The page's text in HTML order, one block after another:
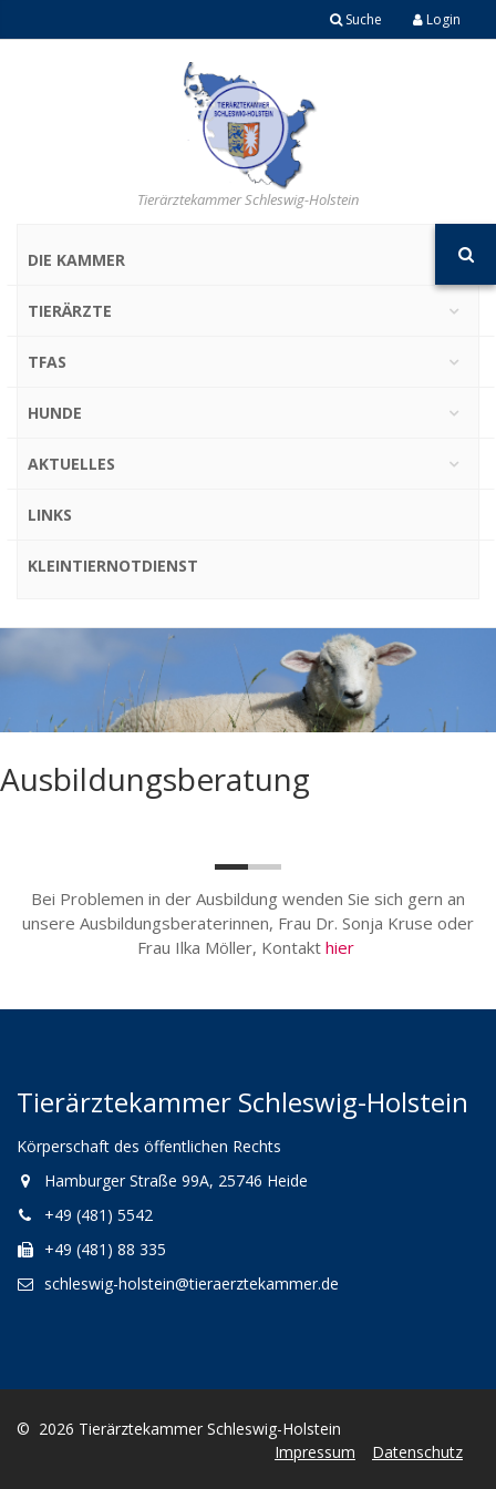
Login
Suche
Tierärztekammer Schleswig-Holstein
DIE KAMMER
TIERÄRZTE
TFAS
HUNDE
AKTUELLES
LINKS
KLEINTIERNOTDIENST
Ausbildungsberatung
Bei Problemen in der Ausbildung wenden Sie sich gern an
unsere Ausbildungsberaterinnen, Frau Dr. Sonja Kruse oder
Frau Ilka Möller, Kontakt hier
Tierärztekammer Schleswig-Holstein
Körperschaft des öffentlichen Rechts
Hamburger Straße 99A, 25746 Heide
+49 (481) 5542
+49 (481) 88 335
schleswig-holstein@tieraerztekammer.de
© 2026 Tierärztekammer Schleswig-Holstein
Impressum
Datenschutz